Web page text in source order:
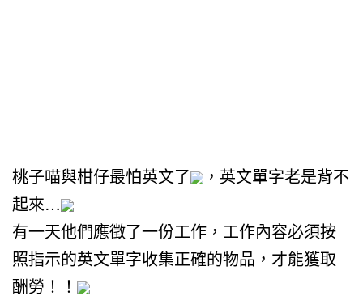
桃子喵與柑仔最怕英文了
，英文單字老是背不
起來…
有一天他們應徵了一份工作，工作內容必須按
照指示的英文單字收集正確的物品，才能獲取
酬勞！！